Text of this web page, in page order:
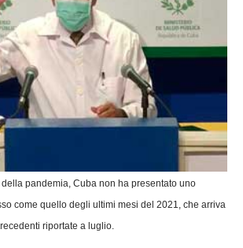
pandemia, Cuba non ha presentato uno
come quello degli ultimi mesi del 2021, che arriva
riportate a luglio.